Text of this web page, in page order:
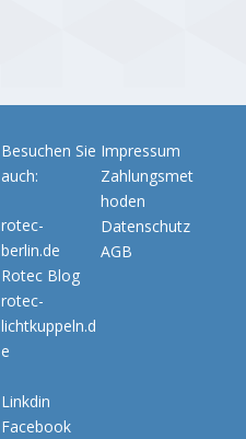
Besuchen Sie
auch:
rotec-
berlin.de
Rotec Blog
rotec-
lichtkuppeln.d
e
Linkdin
Facebook
Impressum
Zahlungsmet
hoden
Datenschutz
AGB